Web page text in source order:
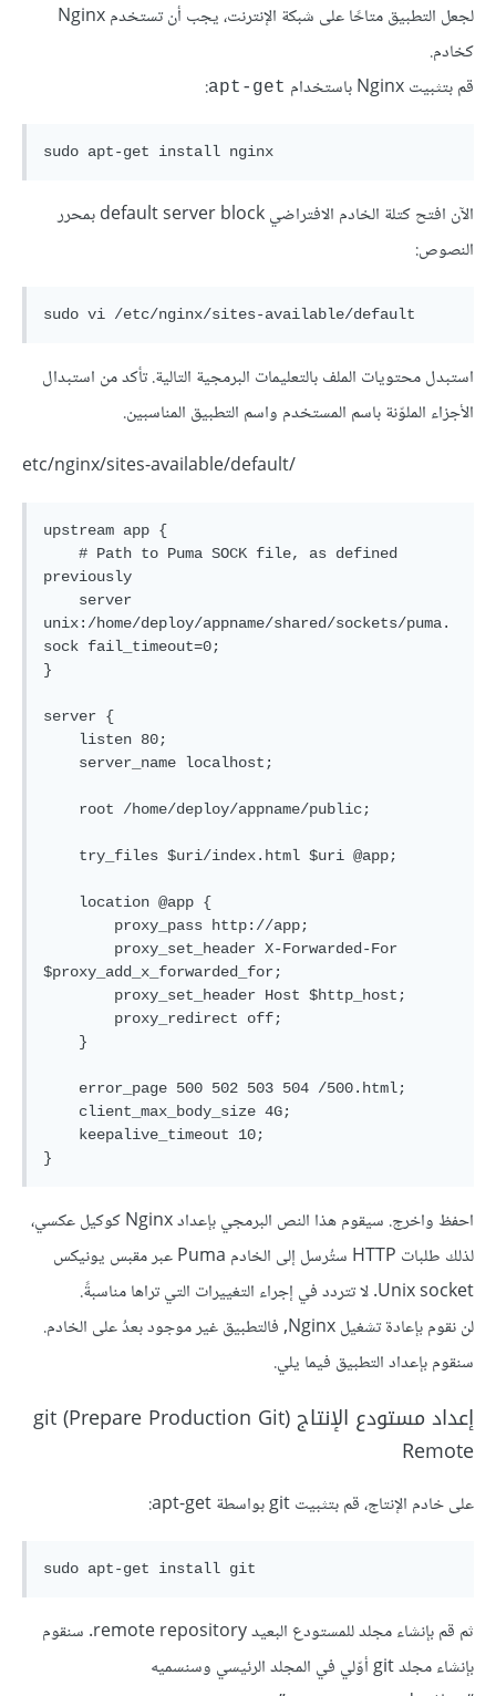
لجعل التطبيق متاحًا على شبكة الإنترنت، يجب أن تستخدم Nginx
كخادم.
قم بتثبيت Nginx باستخدام
apt-get
:
الآن افتح كتلة الخادم الافتراضي default server block بمحرر
النصوص:
استبدل محتويات الملف بالتعليمات البرمجية التالية. تأكد من استبدال
الأجزاء الملوّنة باسم المستخدم واسم التطبيق المناسبين.
/etc/nginx/sites-available/default
upstream app {
previously
unix:/home/deploy/appname/shared/sockets/puma.
sock fail_timeout=0;
}
server {
$proxy_add_x_forwarded_for;
احفظ واخرج. سيقوم هذا النص البرمجي بإعداد Nginx كوكيل عكسي،
لذلك طلبات HTTP ستُرسل إلى الخادم Puma عبر مقبس يونيكس
Unix socket. لا تتردد في إجراء التغييرات التي تراها مناسبةً.
لن نقوم بإعادة تشغيل Nginx, فالتطبيق غير موجود بعدُ على الخادم.
سنقوم بإعداد التطبيق فيما يلي.
إعداد مستودع الإنتاج (git (Prepare Production Git
Remote
على خادم الإنتاج، قم بتثبيت git بواسطة apt-get:
ثم قم بإنشاء مجلد للمستودع البعيد remote repository. سنقوم
بإنشاء مجلد git أوّلي في المجلد الرئيسي وسنسميه